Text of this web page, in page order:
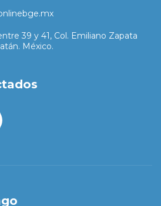
39 y 41, Col. Emiliano Zapata
México.